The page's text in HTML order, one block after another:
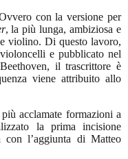
con la versione per
, la più lunga, ambiziosa e
violino. Di questo lavoro,
e pubblicato nel
il trascrittore è
viene attribuito allo
acclamate formazioni a
la prima incisione
con l’aggiunta di Matteo